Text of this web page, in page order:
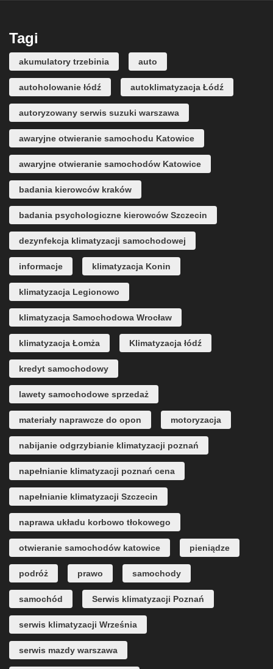
Tagi
akumulatory trzebinia auto
autoholowanie łódź autoklimatyzacja Łódź
autoryzowany serwis suzuki warszawa
awaryjne otwieranie samochodu Katowice
awaryjne otwieranie samochodów Katowice
badania kierowców kraków
badania psychologiczne kierowców Szczecin
dezynfekcja klimatyzacji samochodowej
informacje klimatyzacja Konin
klimatyzacja Legionowo
klimatyzacja Samochodowa Wrocław
klimatyzacja Łomża Klimatyzacja łódź
kredyt samochodowy
lawety samochodowe sprzedaż
materiały naprawcze do opon motoryzacja
nabijanie odgrzybianie klimatyzacji poznań
napełnianie klimatyzacji poznań cena
napełnianie klimatyzacji Szczecin
naprawa układu korbowo tłokowego
otwieranie samochodów katowice pieniądze
podróż prawo samochody
samochód Serwis klimatyzacji Poznań
serwis klimatyzacji Września
serwis mazdy warszawa